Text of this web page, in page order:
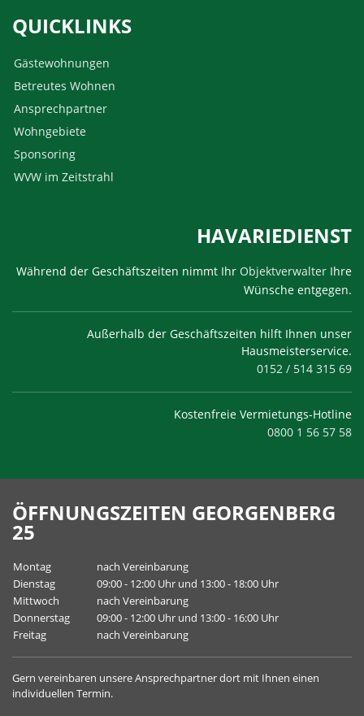
QUICKLINKS
Gästewohnungen
Betreutes Wohnen
Ansprechpartner
Wohngebiete
Sponsoring
WVW im Zeitstrahl
HAVARIEDIENST
Während der Geschäftszeiten nimmt Ihr Objektverwalter Ihre
Wünsche entgegen.
Außerhalb der Geschäftszeiten hilft Ihnen unser
Hausmeisterservice.
0152 / 514 315 69
Kostenfreie Vermietungs-Hotline
0800 1 56 57 58
ÖFFNUNGSZEITEN GEORGENBERG
25
Montag
nach Vereinbarung
Dienstag
09:00 - 12:00 Uhr und 13:00 - 18:00 Uhr
Mittwoch
nach Vereinbarung
Donnerstag
09:00 - 12:00 Uhr und 13:00 - 16:00 Uhr
Freitag
nach Vereinbarung
Gern vereinbaren unsereAnsprechpartnerdort mit Ihnen einen
individuellen Termin.